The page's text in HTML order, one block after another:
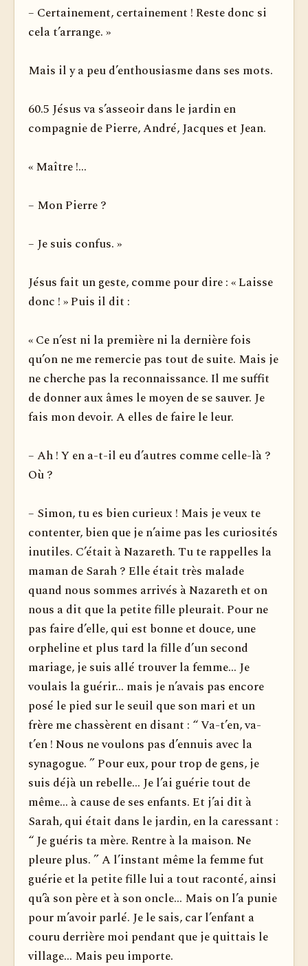
– Certainement, certainement ! Reste donc si
cela t’arrange. »
Mais il y a peu d’enthousiasme dans ses mots.
60.5 Jésus va s’asseoir dans le jardin en
compagnie de Pierre, André, Jacques et Jean.
« Maître !...
– Mon Pierre ?
– Je suis confus. »
Jésus fait un geste, comme pour dire : « Laisse
donc ! » Puis il dit :
« Ce n’est ni la première ni la dernière fois
qu’on ne me remercie pas tout de suite. Mais je
ne cherche pas la reconnaissance. Il me suffit
de donner aux âmes le moyen de se sauver. Je
fais mon devoir. A elles de faire le leur.
– Ah ! Y en a-t-il eu d’autres comme celle-là ?
Où ?
– Simon, tu es bien curieux ! Mais je veux te
contenter, bien que je n’aime pas les curiosités
inutiles. C’était à Nazareth. Tu te rappelles la
maman de Sarah ? Elle était très malade
quand nous sommes arrivés à Nazareth et on
nous a dit que la petite fille pleurait. Pour ne
pas faire d’elle, qui est bonne et douce, une
orpheline et plus tard la fille d’un second
mariage, je suis allé trouver la femme... Je
voulais la guérir... mais je n’avais pas encore
posé le pied sur le seuil que son mari et un
frère me chassèrent en disant : “ Va-t’en, va-
t’en ! Nous ne voulons pas d’ennuis avec la
synagogue. ” Pour eux, pour trop de gens, je
suis déjà un rebelle... Je l’ai guérie tout de
même... à cause de ses enfants. Et j’ai dit à
Sarah, qui était dans le jardin, en la caressant :
“ Je guéris ta mère. Rentre à la maison. Ne
pleure plus. ” A l’instant même la femme fut
guérie et la petite fille lui a tout raconté, ainsi
qu’à son père et à son oncle... Mais on l’a punie
pour m’avoir parlé. Je le sais, car l’enfant a
couru derrière moi pendant que je quittais le
village... Mais peu importe.